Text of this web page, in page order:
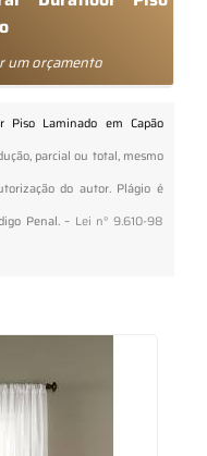
um orçamento
Piso Laminado em Capão
parcial ou total, mesmo
do autor. Plágio é
Penal. – Lei n° 9.610-98